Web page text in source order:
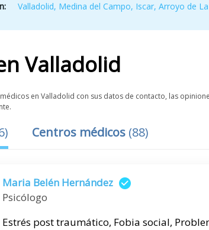
Valladolid, Medina del Campo, Iscar,Arroyo de
Valladolid
en Valladolid con sus datos de contacto, las
) Centros médicos (88)
Maria Belén Hernández
Psicólogo
Estrés post traumático, Fobia social,